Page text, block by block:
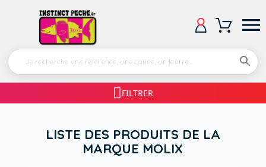


FILTRER
LISTE DES PRODUITS DE LA
MARQUE MOLIX